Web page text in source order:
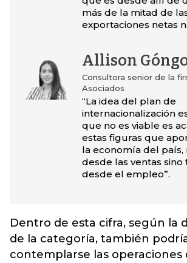
más de la mitad de
exportaciones netas
Allison
Consultora senior de la
Asociados
“La idea del plan de
internacionalización
que no es viable es
estas figuras que
la economía del país,
desde las ventas sino
desde el empleo”.
Dentro de esta cifra, según la
de la categoría, también
contemplarse las operaciones